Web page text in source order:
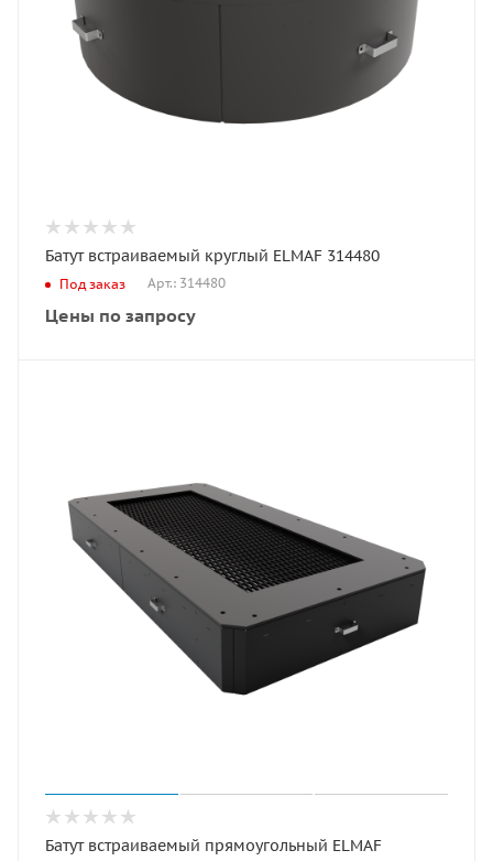
Батут встраиваемый круглый ELMAF 314480
Под заказ Арт.: 314480
Цены по запросу
Батут встраиваемый прямоугольный ELMAF